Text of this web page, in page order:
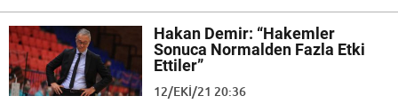
Hakan Demir: “Hakemler
Sonuca Normalden Fazla Etki
Ettiler”
12/EKI/21 20:36